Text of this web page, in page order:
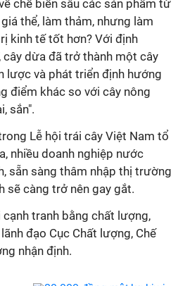
chế biến sâu các sản phẩm từ
thể, làm thảm, nhưng làm
kinh tế tốt hơn? Với định
cây dừa đã trở thành một cây
lược và phát triển định hướng
điểm khác so với cây nông
sắn".
Lễ hội trái cây Việt Nam tổ
nhiều doanh nghiệp nước
sẵn sàng thâm nhập thị trường
sẽ càng trở nên gay gắt.
tranh bằng chất lượng,
đạo Cục Chất lượng, Chế
nhận định.